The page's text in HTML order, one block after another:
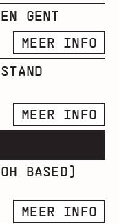
GENT
MEER INFO
MEER INFO
BASED)
MEER INFO